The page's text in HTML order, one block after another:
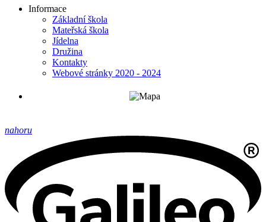
Informace
Základní škola
Mateřská škola
Jídelna
Družina
Kontakty
Webové stránky 2020 - 2024
nahoru